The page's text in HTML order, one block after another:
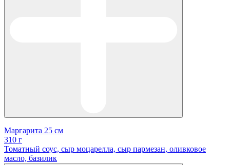
Маргарита 25 см
310 г
Томатный соус, сыр моцарелла, сыр пармезан, оливковое
масло, базилик